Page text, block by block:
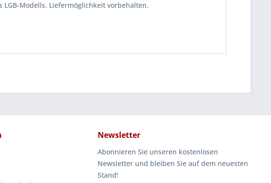
Modells. Liefermöglichkeit vorbehalten.
Newsletter
Abonnieren Sie unseren kostenlosen
Newsletter und bleiben Sie auf dem neuesten
Stand!